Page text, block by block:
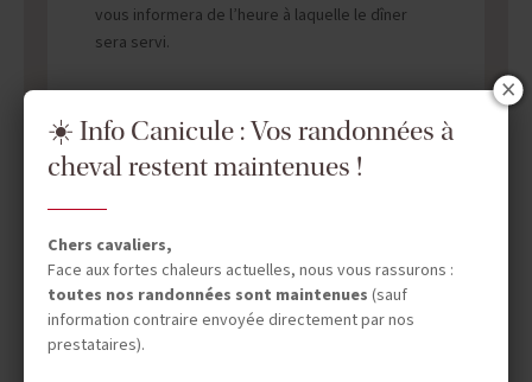
vous informera de l’heure à laquelle le dîner
sera servi.
ATTENTION, veuillez noter que les vols depuis
l'Europe peuvent obliger à partir la veille pour
Reykjavik et à dormir une nuit en Islande,
hébergement lors de l'escale non inclus.
☀️ Info Canicule : Vos randonnées à
cheval restent maintenues !
Chers cavaliers,
Face aux fortes chaleurs actuelles, nous vous rassurons :
toutes nos randonnées sont maintenues (sauf
information contraire envoyée directement par nos
prestataires).